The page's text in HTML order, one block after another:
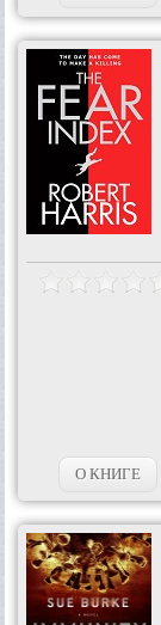
О КНИГЕ